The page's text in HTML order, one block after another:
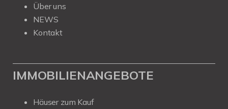
Über uns
NEWS
Kontakt
IMMOBILIENANGEBOTE
Häuser zum Kauf